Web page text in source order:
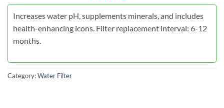
Increases water pH, supplements minerals, and includes
health-enhancing icons. Filter replacement interval: 6-12
months.
Category:Water Filter